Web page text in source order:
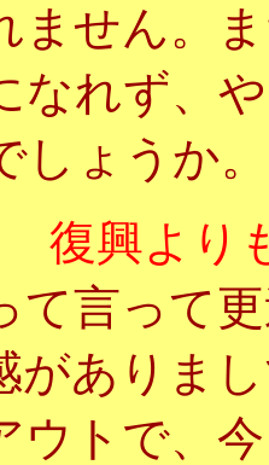
ません。
なれず、
しょうか。
復興より
て言って
がありま
ウトで、